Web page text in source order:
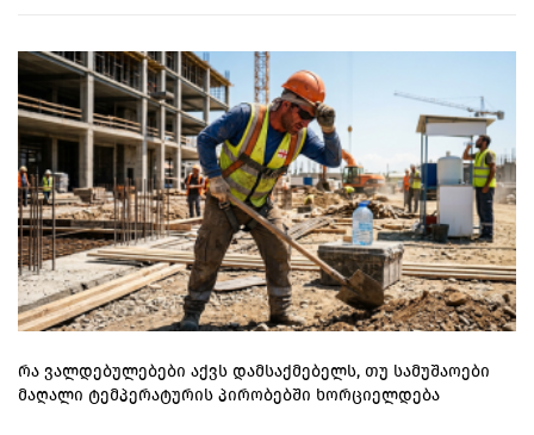
რა ვალდებულებები აქვს დამსაქმებელს, თუ სამუშაოები
მაღალი ტემპერატურის პირობებში ხორციელდება